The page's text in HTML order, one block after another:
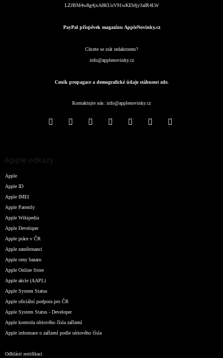
LZJBM4w8g4jxA8KUoV91wKEbfjy3afR4LW
PayPal příspěvek magazínu AppleNovinky.cz
Chcete se stát redaktorem?
info@applenovinky.cz
Ceník propagace a demografické údaje stáhnout zde.
Kontaktujte nás: info@applenovinky.cz
Apple odkazy
Apple
Apple ID
Apple IMEI
Apple Patently
Apple Wikipedia
Apple Developer
Apple práce v ČR
Apple zaměstnanci
Apple ceny bazaru
Apple Online Store
Apple akcie (AAPL)
Apple System Status
Apple oficiální podpora pro ČR
Apple System Status - Developer
Apple kontrola sériového čísla zařízení
Apple informace o zařízení podle sériového čísla
Odhlásit notifikaci